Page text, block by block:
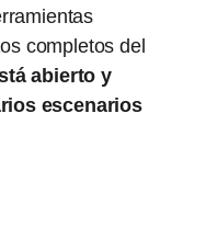
completos del
abierto y
escenarios